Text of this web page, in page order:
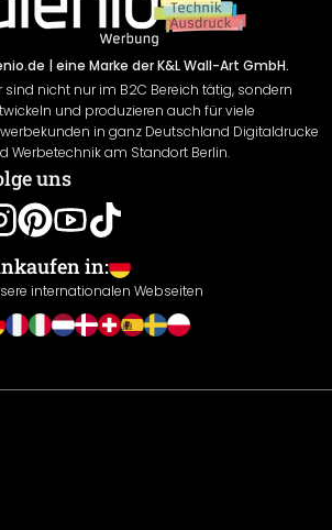
| eine Marke der K&L Wall-Art GmbH.
sind nicht nur im B2C Bereich tätig, sondern
und produzieren auch für viele
in ganz Deutschland Digitaldrucke
Werbetechnik am Standort Berlin.
uns
in:
internationalen Webseiten